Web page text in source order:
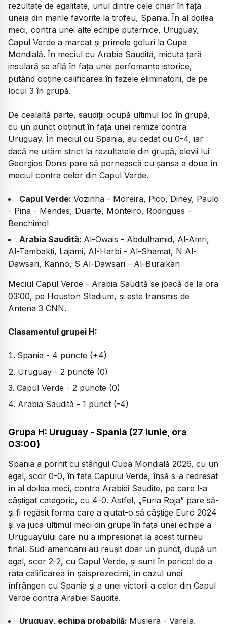
rezultate de egalitate, unul dintre cele chiar în fața
uneia din marile favorite la trofeu, Spania. În al doilea
meci, contra unei alte echipe puternice, Uruguay,
Capul Verde a marcat și primele goluri la Cupa
Mondială. În meciul cu Arabia Saudită, micuța țară
insulară se află în fața unei perfomanțe istorice,
putând obține calificarea în fazele eliminatorii, de pe
locul 3 în grupă.
De cealaltă parte, saudiții ocupă ultimul loc în grupă,
cu un punct obținut în fața unei remize contra
Uruguay. În meciul cu Spania, au cedat cu 0-4, iar
dacă ne uităm strict la rezultatele din grupă, elevii lui
Georgios Donis pare să pornească cu șansa a doua în
meciul contra celor din Capul Verde.
Capul Verde: Vozinha - Moreira, Pico, Diney, Paulo
- Pina - Mendes, Duarte, Monteiro, Rodrigues -
Benchimol
Arabia Saudită: Al-Owais - Abdulhamid, Al-Amri,
Al-Tambakti, Lajami, Al-Harbi - Al-Shamat, N Al-
Dawsari, Kanno, S Al-Dawsari - Al-Buraikan
Meciul Capul Verde - Arabia Saudită se joacă de la ora
03:00, pe Houston Stadium, și este transmis de
Antena 3 CNN.
Clasamentul grupei H:
Spania - 4 puncte (+4)
Uruguay - 2 puncte (0)
Capul Verde - 2 puncte (0)
Arabia Saudită - 1 punct (-4)
Grupa H: Uruguay - Spania (27 iunie, ora
03:00)
Spania a pornit cu stângul Cupa Mondială 2026, cu un
egal, scor 0-0, în fața Capului Verde, însă s-a redresat
în al doilea meci, contra Arabiei Saudite, pe care l-a
câștigat categoric, cu 4-0. Astfel, „Furia Roja” pare să-
și fi regăsit forma care a ajutat-o să câștige Euro 2024
și va juca ultimul meci din grupe în fața unei echipe a
Uruguayului care nu a impresionat la acest turneu
final. Sud-americanii au reușit doar un punct, după un
egal, scor 2-2, cu Capul Verde, și sunt în pericol de a
rata calificarea în șaisprezecimi, în cazul unei
înfrângeri cu Spania și a unei victorii a celor din Capul
Verde contra Arabiei Saudite.
Uruguay, echipa probabilă: Muslera - Varela,